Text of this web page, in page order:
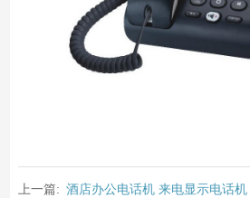
上一篇: 酒店办公电话机 来电显示电话机